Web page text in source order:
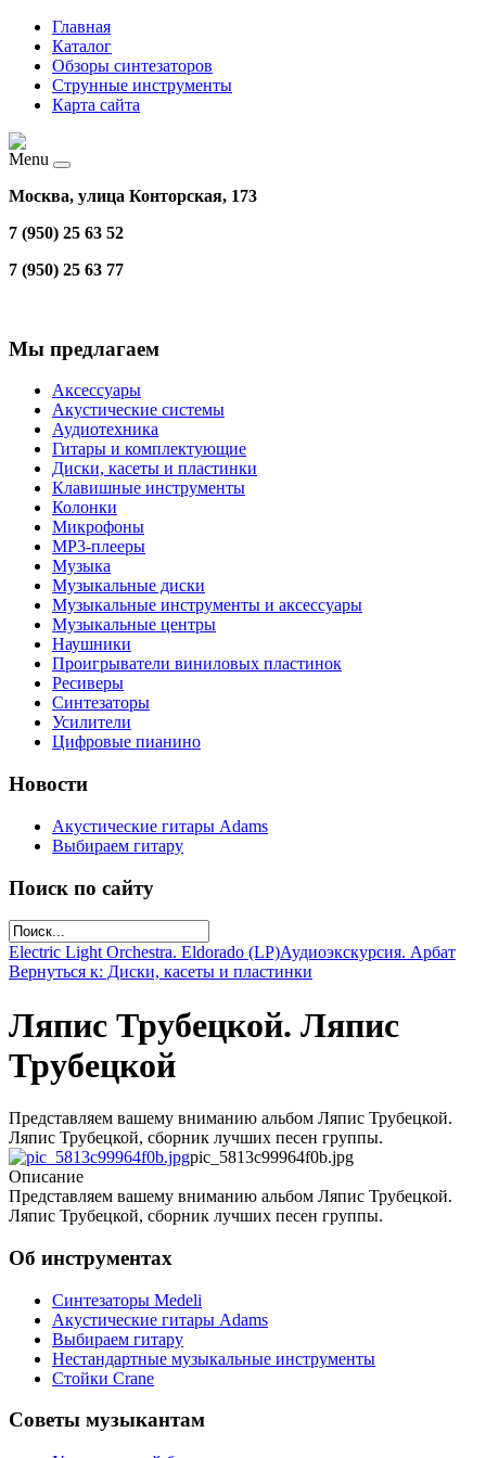
Главная
Каталог
Обзоры синтезаторов
Струнные инструменты
Карта сайта
Menu
Москва, улица Конторская, 173
7 (950) 25 63 52
7 (950) 25 63 77
Мы предлагаем
Аксессуары
Акустические системы
Аудиотехника
Гитары и комплектующие
Диски, касеты и пластинки
Клавишные инструменты
Колонки
Микрофоны
МР3-плееры
Музыка
Музыкальные диски
Музыкальные инструменты и аксессуары
Музыкальные центры
Наушники
Проигрыватели виниловых пластинок
Ресиверы
Синтезаторы
Усилители
Цифровые пианино
Новости
Акустические гитары Adams
Выбираем гитару
Поиск по сайту
Electric Light Orchestra. Eldorado (LP)Аудиоэкскурсия. Арбат
Вернуться к: Диски, касеты и пластинки
Ляпис Трубецкой. Ляпис
Трубецкой
Представляем вашему вниманию альбом Ляпис Трубецкой.
Ляпис Трубецкой, сборник лучших песен группы.
pic_5813c99964f0b.jpg
Описание
Представляем вашему вниманию альбом Ляпис Трубецкой.
Ляпис Трубецкой, сборник лучших песен группы.
Об инструментах
Синтезаторы Мedeli
Акустические гитары Adams
Выбираем гитару
Нестандартные музыкальные инструменты
Стойки Crane
Советы музыкантам